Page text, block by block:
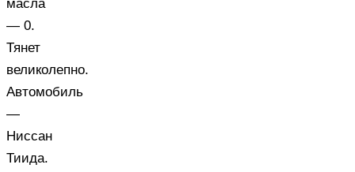
масла
— 0.
Тянет
великолепно.
Автомобиль
—
Ниссан
Тиида.